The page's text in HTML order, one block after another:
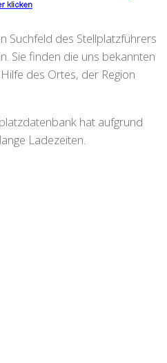
Suchfeld des Stellplatzführers
Sie finden die uns bekannten
des Ortes, der Region
hat aufgrund
Ladezeiten.